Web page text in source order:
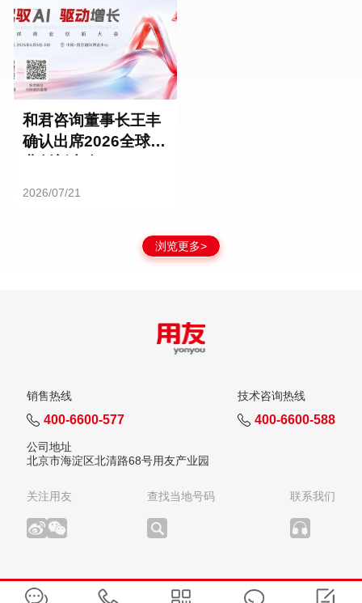
和君咨询董事长王丰
确认出席2026全球商
2026/07/21
浏览更多>
销售热线
400-6600-577
技术咨询热线
400-6600-588
公司地址
北京市海淀区北清路68号用友产业园
关注用友 查找当地号码 联系我们
版权所有：用友网络科技股份有限公司